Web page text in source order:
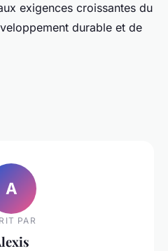
exigences croissantes du
durable et de
A
PAR